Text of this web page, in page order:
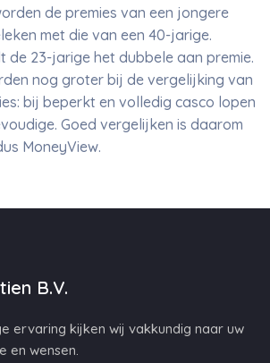
de premies van een jongere
met die van een 40-jarige.
de 23-jarige het dubbele aan premie.
nog groter bij de vergelijking van
bij beperkt en volledig casco lopen
Goed vergelijken is daarom
MoneyView.
B.V.
ervaring kijken wij vakkundig naar uw
en wensen.